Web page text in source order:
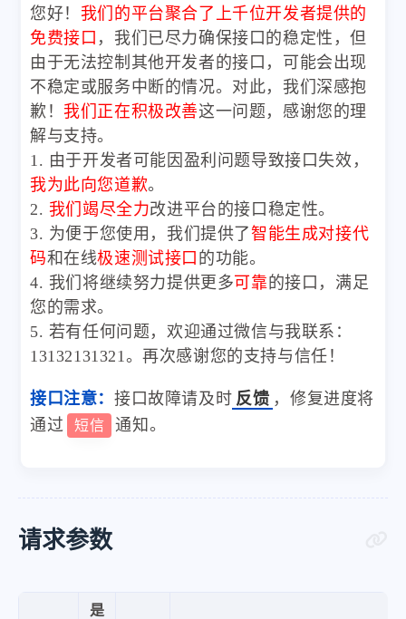
您好！ 我们的平台聚合了上千位开发者提供的
免费接口 ，我们已尽力确保接口的稳定性，但
由于无法控制其他开发者的接口，可能会出现
不稳定或服务中断的情况。对此，我们深感抱
歉！ 我们正在积极改善这一问题，感谢您的理
解与支持。
1. 由于开发者可能因盈利问题导致接口失效，
我为此向您道歉。
2. 我们竭尽全力改进平台的接口稳定性。
3. 为便于您使用，我们提供了智能生成对接代
码和在线极速测试接口 的功能。
4. 我们将继续努力提供更多可靠的接口，满足
您的需求。
5. 若有任何问题，欢迎通过微信与我联系：
13132131321。再次感谢您的支持与信任！
接口注意： 接口故障请及时 反馈 ，修复进度将
通过
短信 通知。
请求参数
是